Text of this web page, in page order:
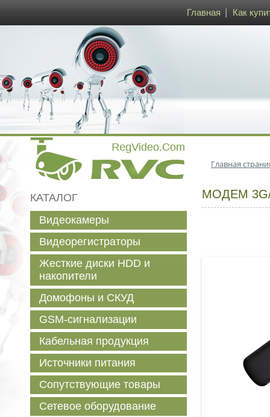
Главная Как
Главная
МОДЕМ 3G/
КАТАЛОГ
Видеокамеры
Видеорегистраторы
Жесткие диски HDD и
накопители
Домофоны и СКУД
GSM-сигнализации
Кабельная продукция
Источники питания
Сопутствующие товары
Сетевое оборудование